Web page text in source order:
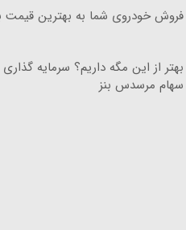
فروش خودروی شما به بهترین قیمت
بهتر از این مگه داریم؟ سرمایه
سهام مرسدس بنز